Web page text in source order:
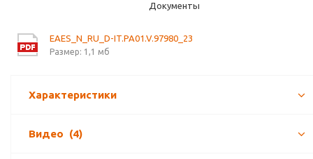
Документы
EAES_N_RU_D-IT.PA01.V.97980_23
Размер: 1,1 мб
Характеристики
Видео (4)